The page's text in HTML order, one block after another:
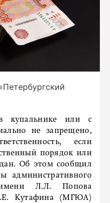
купальнике или с
не запрещено,
если
порядок или
Об этом сообщил
административного
Л.Л. Попова
Кутафина (МГЮА)